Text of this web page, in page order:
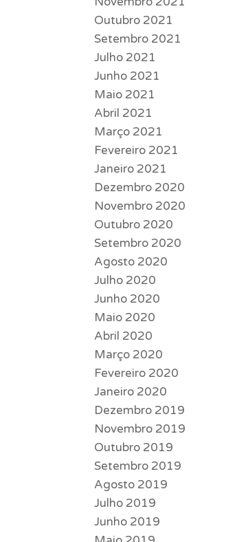
Outubro 2021
Setembro 2021
Julho 2021
Junho 2021
Maio 2021
Abril 2021
Março 2021
Fevereiro 2021
Janeiro 2021
Dezembro 2020
Novembro 2020
Outubro 2020
Setembro 2020
Agosto 2020
Julho 2020
Junho 2020
Maio 2020
Abril 2020
Março 2020
Fevereiro 2020
Janeiro 2020
Dezembro 2019
Novembro 2019
Outubro 2019
Setembro 2019
Agosto 2019
Julho 2019
Junho 2019